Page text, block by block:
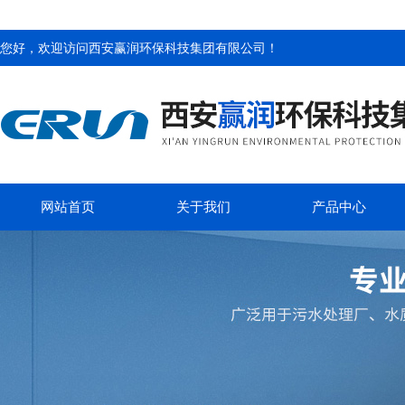
您好，欢迎访问西安赢润环保科技集团有限公司 ！
网站首页 关于我们 产品中心